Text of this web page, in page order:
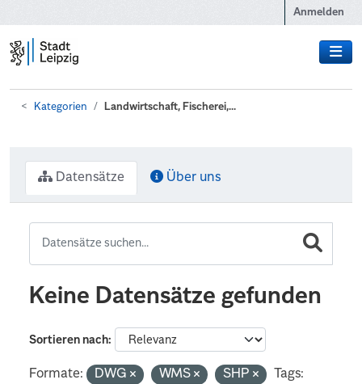
Anmelden
Kategorien Landwirtschaft, Fischerei,...
Datensätze Über uns
Keine Datensätze gefunden
Sortieren nach
Formate: DWG WMS SHP
Tags: